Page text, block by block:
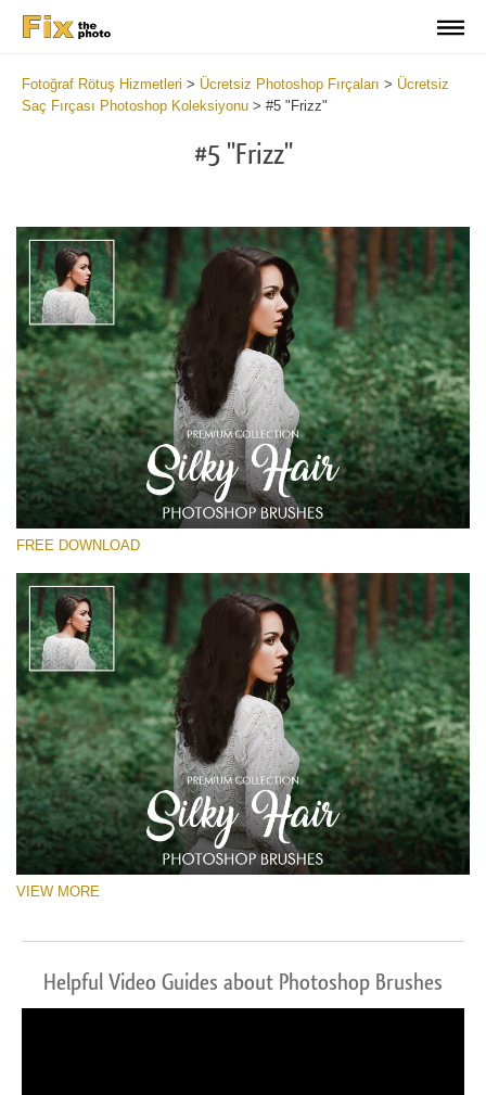
Fotoğraf Rötuş Hizmetleri > Ücretsiz Photoshop Fırçaları > Ücretsiz
Saç Fırçası Photoshop Koleksiyonu > #5 "Frizz"
#5 "Frizz"
Lütfen seçin
Silky Hair
(40 Ps Brushes)
Ücretsiz indirin
FREE DOWNLOAD
VIEW MORE
Helpful Video Guides about Photoshop Brushes